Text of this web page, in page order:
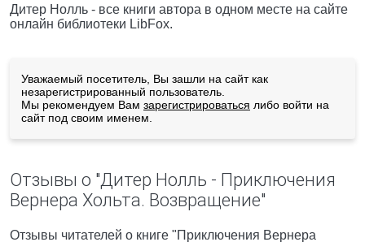
Дитер Нолль - все книги автора в одном месте на сайте
онлайн библиотеки LibFox.
Уважаемый посетитель, Вы зашли на сайт как
незарегистрированный пользователь.
Мы рекомендуем Вам зарегистрироваться либо войти на
сайт под своим именем.
Отзывы о "Дитер Нолль - Приключения
Вернера Хольта. Возвращение"
Отзывы читателей о книге "Приключения Вернера